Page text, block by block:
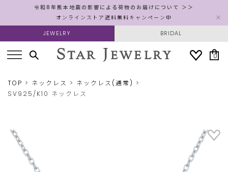
令和8年熊本地震の影響による荷物のお届けについて ＞＞
オンラインストア送料無料キャンペーン中
JEWELRY BRIDAL
0
TOP ネックレス
ネックレス(通常)
SV925/K10 ネックレス